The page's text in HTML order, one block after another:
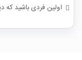
اولین فردی باشید که